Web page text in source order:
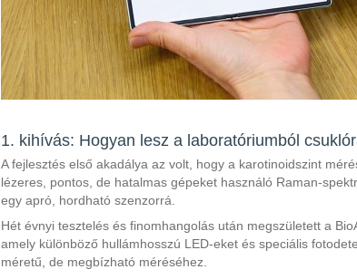
1. kihívás: Hogyan lesz a laboratóriumból
A fejlesztés első akadálya az volt, hogy a karotinoidszint
lézeres, pontos, de hatalmas gépeket használó Raman-
egy apró, hordható szenzorrá.
Hét évnyi tesztelés és finomhangolás után megszületett a
amely különböző hullámhosszú LED-eket és speciális
méretű, de megbízható méréséhez.